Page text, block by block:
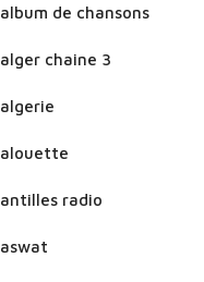
album de chansons
alger chaine 3
algerie
alouette
antilles radio
aswat